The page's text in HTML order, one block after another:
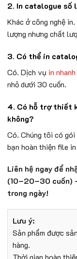
2. In catalogue số
Khác ở công nghệ
lượng nhưng chất
3. Có thể in
Có. Dịch vụ in
nhỏ dưới 30 cuốn.
4. Có hỗ trợ thiết
không?
Có. Chúng tôi có gói
bạn hoàn thiện file
Liên hệ ngay để
(10–20–30 cuốn)
trong ngày!
Lưu ý:
Sản phẩm được
hàng.
Thời gian hoàn